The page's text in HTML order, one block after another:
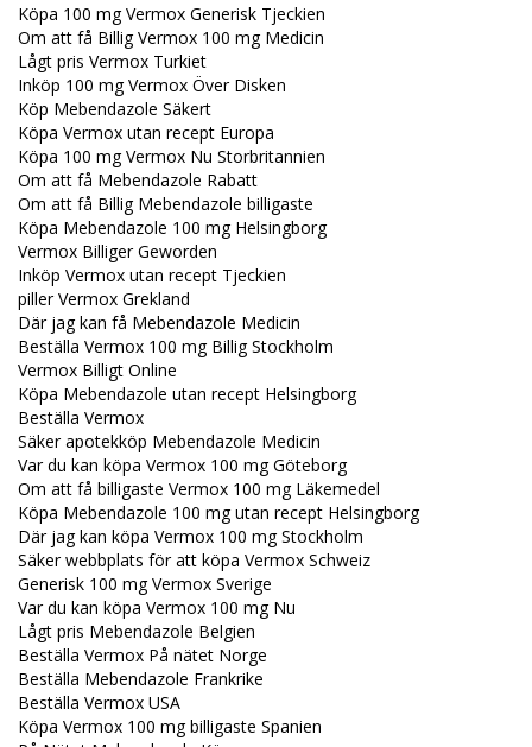
Köpa 100 mg Vermox Generisk Tjeckien
Om att få Billig Vermox 100 mg Medicin
Lågt pris Vermox Turkiet
Inköp 100 mg Vermox Över Disken
Köp Mebendazole Säkert
Köpa Vermox utan recept Europa
Köpa 100 mg Vermox Nu Storbritannien
Om att få Mebendazole Rabatt
Om att få Billig Mebendazole billigaste
Köpa Mebendazole 100 mg Helsingborg
Vermox Billiger Geworden
Inköp Vermox utan recept Tjeckien
piller Vermox Grekland
Där jag kan få Mebendazole Medicin
Beställa Vermox 100 mg Billig Stockholm
Vermox Billigt Online
Köpa Mebendazole utan recept Helsingborg
Beställa Vermox
Säker apotekköp Mebendazole Medicin
Var du kan köpa Vermox 100 mg Göteborg
Om att få billigaste Vermox 100 mg Läkemedel
Köpa Mebendazole 100 mg utan recept Helsingborg
Där jag kan köpa Vermox 100 mg Stockholm
Säker webbplats för att köpa Vermox Schweiz
Generisk 100 mg Vermox Sverige
Var du kan köpa Vermox 100 mg Nu
Lågt pris Mebendazole Belgien
Beställa Vermox På nätet Norge
Beställa Mebendazole Frankrike
Beställa Vermox USA
Köpa Vermox 100 mg billigaste Spanien